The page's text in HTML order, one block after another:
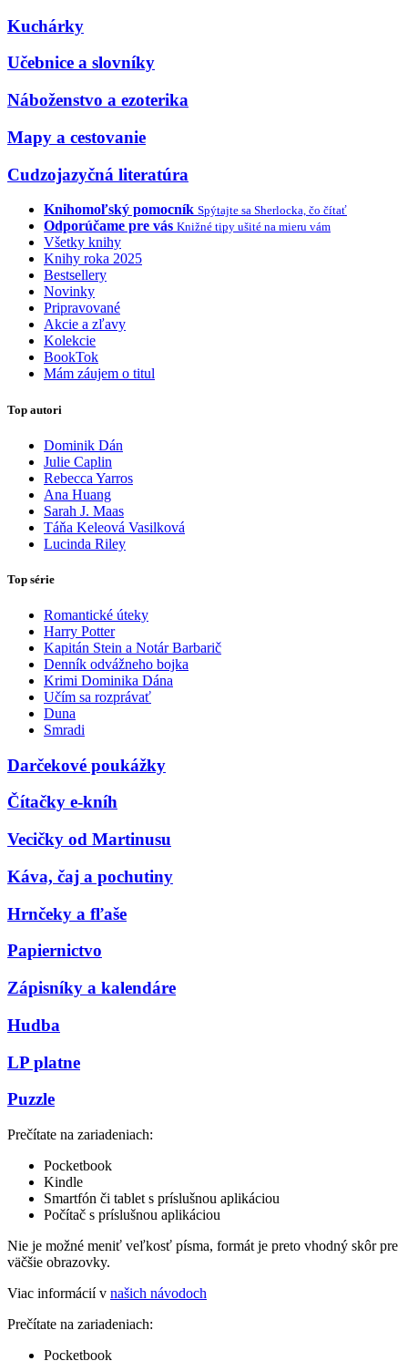
Kuchárky
Učebnice a slovníky
Náboženstvo a ezoterika
Mapy a cestovanie
Cudzojazyčná literatúra
Knihomoľský pomocník Spýtajte sa Sherlocka, čo čítať
Odporúčame pre vás Knižné tipy ušité na mieru vám
Všetky knihy
Knihy roka 2025
Bestsellery
Novinky
Pripravované
Akcie a zľavy
Kolekcie
BookTok
Mám záujem o titul
Top autori
Dominik Dán
Julie Caplin
Rebecca Yarros
Ana Huang
Sarah J. Maas
Táňa Keleová Vasilková
Lucinda Riley
Top série
Romantické úteky
Harry Potter
Kapitán Stein a Notár Barbarič
Denník odvážneho bojka
Krimi Dominika Dána
Učím sa rozprávať
Duna
Smradi
Darčekové poukážky
Čítačky e-kníh
Vecičky od Martinusu
Káva, čaj a pochutiny
Hrnčeky a fľaše
Papiernictvo
Zápisníky a kalendáre
Hudba
LP platne
Puzzle
Prečítate na zariadeniach:
Pocketbook
Kindle
Smartfón či tablet s príslušnou aplikáciou
Počítač s príslušnou aplikáciou
Nie je možné meniť veľkosť písma, formát je preto vhodný skôr pre
väčšie obrazovky.
Viac informácií v našich návodoch
Prečítate na zariadeniach:
Pocketbook